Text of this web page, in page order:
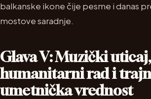
balkanske ikone čije pesme i danas
mostove saradnje.
Glava V: Muzički uticaj,
humanitarni rad i
umetnička vrednost